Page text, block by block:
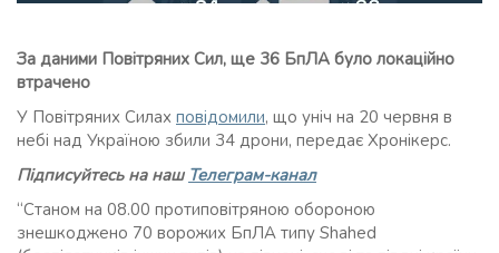
За даними Повітряних Сил, ще 36 БпЛА було локаційно
втрачено
У Повітряних Силах повідомили, що уніч на 20 червня в
небі над Україною збили 34 дрони, передає Хронікерс.
Підписуйтесь на наш Телеграм-канал
“Станом на 08.00 протиповітряною обороною
знешкоджено 70 ворожих БпЛА типу Shahed